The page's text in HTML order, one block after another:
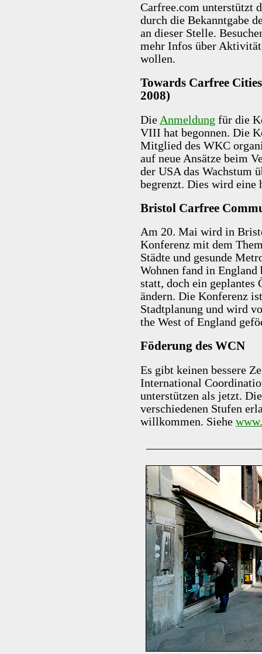
Carfree.com unterstützt
durch die Bekanntgabe
an dieser Stelle.
mehr Infos über
wollen.
Towards Carfree
2008)
Die Anmeldung für die
VIII hat begonnen. Die
Mitglied des WKC
auf neue Ansätze beim
der USA das Wachstum
begrenzt. Dies wird eine
Bristol Carfree
Am 20. Mai wird in
Konferenz mit dem
Städte und gesunde
Wohnen fand in
statt, doch ein geplantes
ändern. Die Konferenz
Stadtplanung und wird
the West of England
Föderung des WCN
Es gibt keinen bessere
International
unterstützen als jetzt.
verschiedenen Stufen
willkommen. Siehe